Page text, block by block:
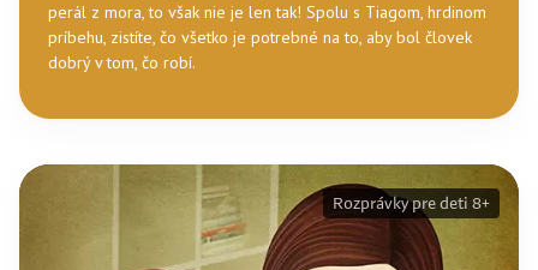
perál z mora, to však nie je len tak! Spolu s Tiagom, hrdinom
príbehu, zistíte, čo všetko je potrebné na to, aby bol človek
dobrý v tom, čo robí.
Rozprávky pre deti 8+